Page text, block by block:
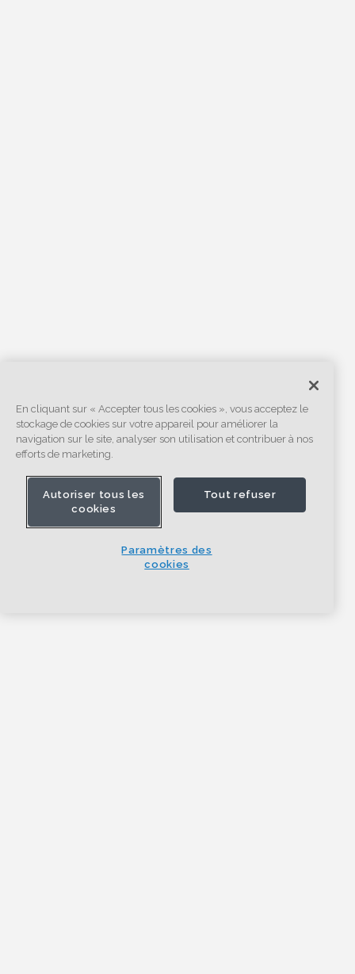
En cliquant sur « Accepter tous les cookies », vous acceptez le
stockage de cookies sur votre appareil pour améliorer la
navigation sur le site, analyser son utilisation et contribuer à nos
efforts de marketing.
Autoriser tous les
cookies
Tout refuser
Paramètres des
cookies